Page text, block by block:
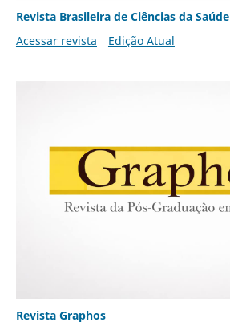
Revista Brasileira de Ciências da Saúde
Acessar revista
Edição Atual
Revista Graphos